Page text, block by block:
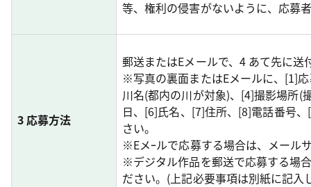
等、権利の侵害がないように、応募
3 応募方法
郵送またはEメールで、4 あて先に送
※写真の裏面またはEメールに、[1]
川名(都内の川が対象)、[4]撮影場所(
日、[6]氏名、[7]住所、[8]電話番号
さい。
※Eメｰルで応募する場合は、メール
※デジタル作品を郵送で応募する場
ださい。(上記必要事項は別紙に記入